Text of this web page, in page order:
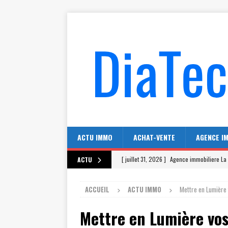
ACTU IMMO ACHAT-VENTE AGENCE
ACTU [ juillet 31, 2026 ] Agence immobiliere
[ juillet 23, 2026 ]
Combien de McDo
[ juillet 19, 2026 ]
Que vaut Oralia
ACCUEIL ACTU IMMO Mettre en
Mettre en Lumière